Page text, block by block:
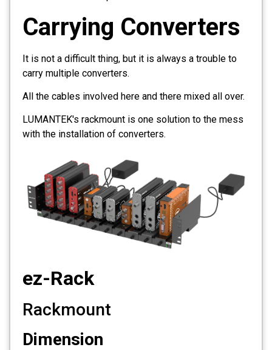
Carrying Converters
It is not a difficult thing, but it is always a trouble to
carry multiple converters.
All the cables involved here and there mixed all over.
LUMANTEK's rackmount is one solution to the mess
with the installation of converters.
ez-Rack
Rackmount
Dimension